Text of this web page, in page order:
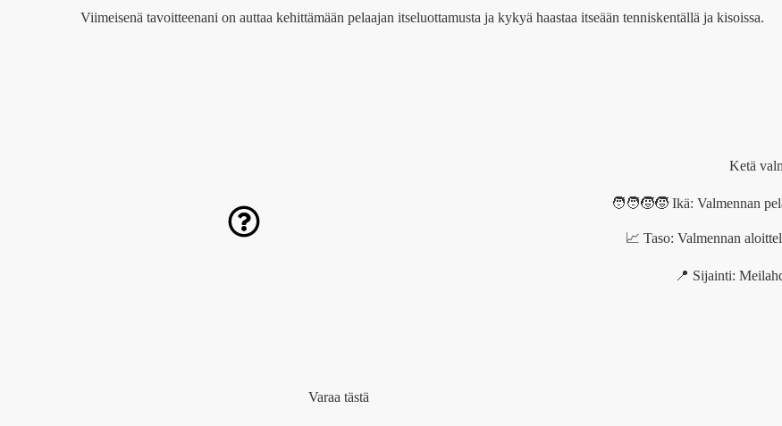
Viimeisenä tavoitteenani on auttaa kehittämään pelaajan itseluottamusta ja kykyä haastaa itseään tenniskentällä ja kisoissa.
Ketä
🧑‍🧑‍🧒‍🧒 Ikä: Valmennan
📈 Taso: Valmennan
📍 Sijainti:
Varaa tästä